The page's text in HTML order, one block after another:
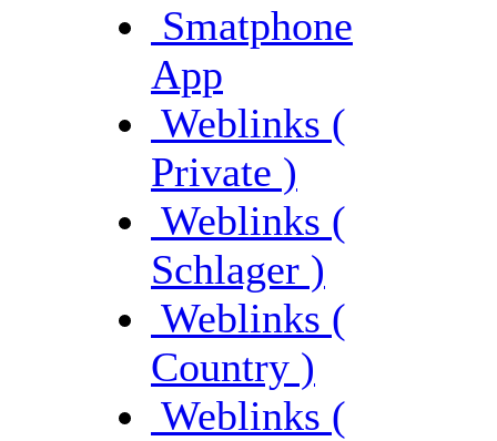
Smatphone
App
Weblinks (
Private )
Weblinks (
Schlager )
Weblinks (
Country )
Weblinks (